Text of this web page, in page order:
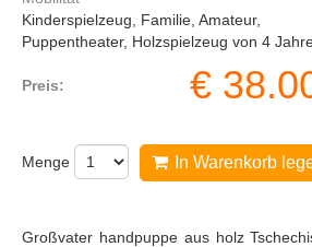
Kinderspielzeug, Familie, Amateur,
Puppentheater, Holzspielzeug von 4
Preis: €
Menge In Warenkorb
Großvater handpuppe aus holz